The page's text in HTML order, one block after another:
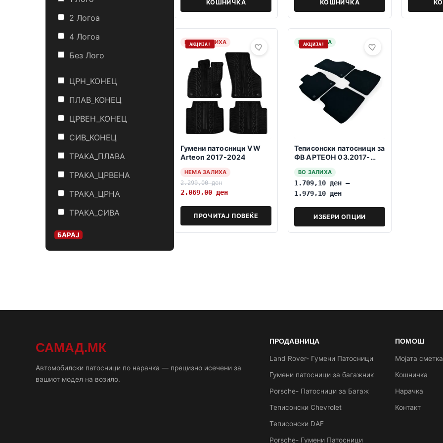
2 Логоa
4 Логоa
Без Лого
ЦРН_КОНЕЦ
ПЛАВ_КОНЕЦ
ЦРВЕН_КОНЕЦ
СИВ_КОНЕЦ
ТРАКА_ПЛАВА
ТРАКА_ЦРВЕНА
ТРАКА_ЦРНА
ТРАКА_СИВА
БАРАЈ
КОШНИЧКА КОШНИЧКА
НЕМА ЗАЛИХА
АКЦИЈА!
Гумени патосници VW
Arteon 2017-2024
НЕМА ЗАЛИХА
2.299,00ден
2.069,00 ден
ПРОЧИТАЈ ПОВЕЌЕ
НА ЗАЛИХА
АКЦИЈА!
Теписонски патосници за
ФВ АРТЕОН 03.2017-
ВО ЗАЛИХА
1.709,10 ден –
1.979,10 ден
ИЗБЕРИ ОПЦИИ
САМАД.МК
Автомобилски патосници по нарачка — прецизно исечени за
вашиот модел на возило.
ПРОДАВНИЦА
Land Rover- Гумени Патосници
Гумени патосници за багажник
Porsche- Патосници за Багаж
Теписонски Chevrolet
Теписонски DAF
Porsche- Гумени Патосници
ПОМОШ
Мојата сметка
Кошничка
Нарачка
Контакт